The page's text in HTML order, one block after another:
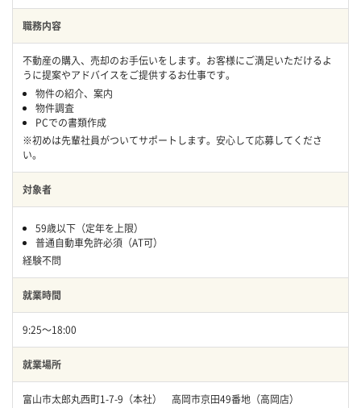
職務内容
不動産の購入、売却のお手伝いをします。お客様にご満足いただけるよ
うに提案やアドバイスをご提供するお仕事です。
物件の紹介、案内
物件調査
PCでの書類作成
※初めは先輩社員がついてサポートします。安心して応募してくださ
い。
対象者
59歳以下（定年を上限）
普通自動車免許必須（AT可）
経験不問
就業時間
9:25～18:00
就業場所
富山市太郎丸西町1-7-9（本社） 高岡市京田49番地（高岡店）